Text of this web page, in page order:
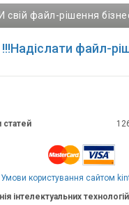
файл-рішення
!!!Надіслати файл-
статей
Умови користування сайтом
інтелектуальних